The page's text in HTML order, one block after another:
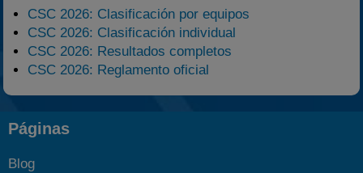
CSC 2026: Clasificación por equipos
CSC 2026: Clasificación individual
CSC 2026: Resultados completos
CSC 2026: Reglamento oficial
Páginas
Blog